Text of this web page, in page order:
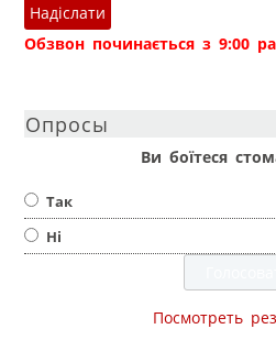
Надіслати
Обзвон починається з 9:00
Опросы
Ви боїтеся
Так
Ні
Посмотреть